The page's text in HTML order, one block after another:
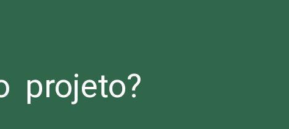
projeto?